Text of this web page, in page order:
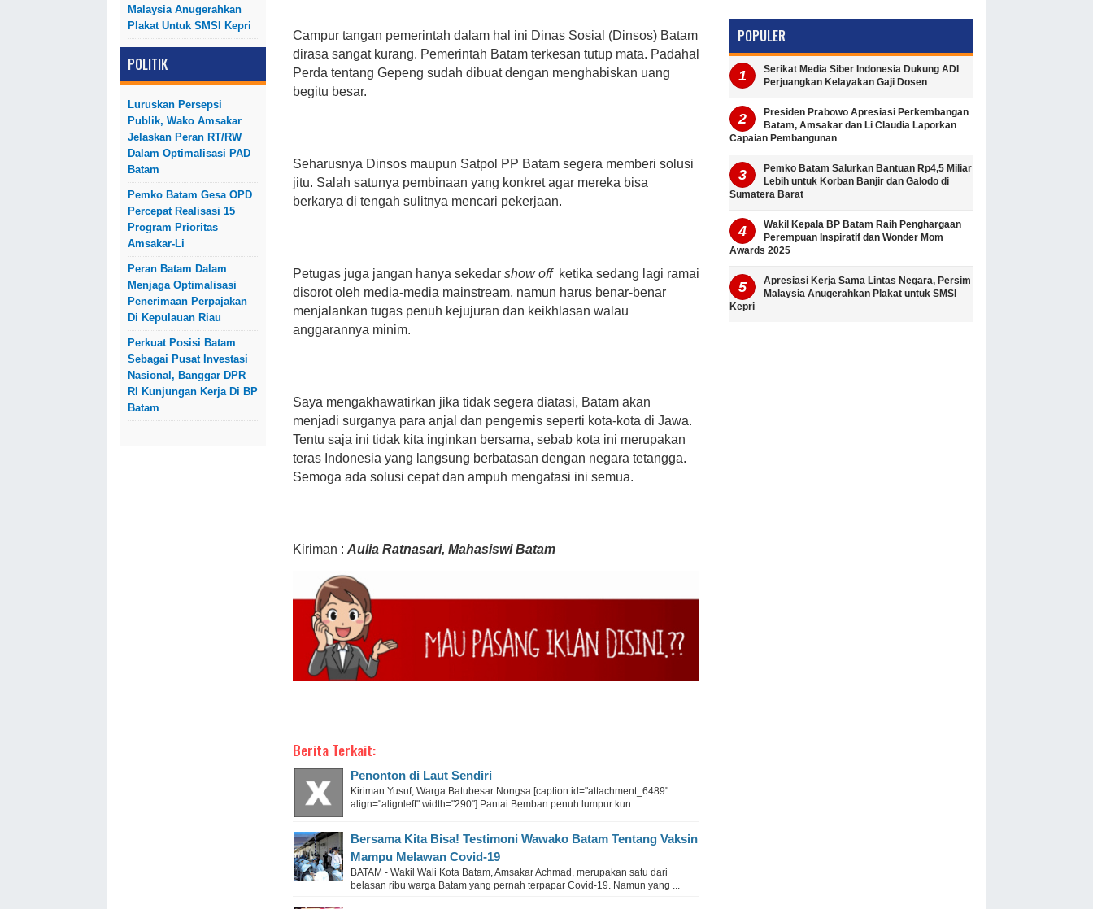
Malaysia Anugerahkan
Plakat Untuk SMSI Kepri
POLITIK
Luruskan Persepsi
Publik, Wako Amsakar
Jelaskan Peran RT/RW
Dalam Optimalisasi PAD
Batam
Pemko Batam Gesa OPD
Percepat Realisasi 15
Program Prioritas
Amsakar-Li
Peran Batam Dalam
Menjaga Optimalisasi
Penerimaan Perpajakan
Di Kepulauan Riau
Perkuat Posisi Batam
Sebagai Pusat Investasi
Nasional, Banggar DPR
RI Kunjungan Kerja Di BP
Batam
Campur tangan pemerintah dalam hal ini Dinas Sosial (Dinsos) Batam
dirasa sangat kurang. Pemerintah Batam terkesan tutup mata. Padahal
Perda tentang Gepeng sudah dibuat dengan menghabiskan uang
begitu besar.
Seharusnya Dinsos maupun Satpol PP Batam segera memberi solusi
jitu. Salah satunya pembinaan yang konkret agar mereka bisa
berkarya di tengah sulitnya mencari pekerjaan.
Petugas juga jangan hanya sekedar show offketika sedang lagi ramai
disorot oleh media-media mainstream, namun harus benar-benar
menjalankan tugas penuh kejujuran dan keikhlasan walau
anggarannya minim.
Saya mengakhawatirkan jika tidak segera diatasi, Batam akan
menjadi surganya para anjal dan pengemis seperti kota-kota di Jawa.
Tentu saja ini tidak kita inginkan bersama, sebab kota ini merupakan
teras Indonesia yang langsung berbatasan dengan negara tetangga.
Semoga ada solusi cepat dan ampuh mengatasi ini semua.
Kiriman : Aulia Ratnasari, Mahasiswi Batam
Berita Terkait:
Penonton di Laut Sendiri
Kiriman Yusuf, Warga Batubesar Nongsa [caption id="attachment_6489"
align="alignleft" width="290"] Pantai Bemban penuh lumpur kun ...
Bersama Kita Bisa! Testimoni Wawako Batam Tentang Vaksin
Mampu Melawan Covid-19
BATAM - Wakil Wali Kota Batam, Amsakar Achmad, merupakan satu dari
belasan ribu warga Batam yang pernah terpapar Covid-19. Namun yang ...
POPULER
Serikat Media Siber Indonesia Dukung ADI
Perjuangkan Kelayakan Gaji Dosen
Presiden Prabowo Apresiasi Perkembangan
Batam, Amsakar dan Li Claudia Laporkan
Capaian Pembangunan
Pemko Batam Salurkan Bantuan Rp4,5 Miliar
Lebih untuk Korban Banjir dan Galodo di
Sumatera Barat
Wakil Kepala BP Batam Raih Penghargaan
Perempuan Inspiratif dan Wonder Mom
Awards 2025
Apresiasi Kerja Sama Lintas Negara, Persim
Malaysia Anugerahkan Plakat untuk SMSI
Kepri